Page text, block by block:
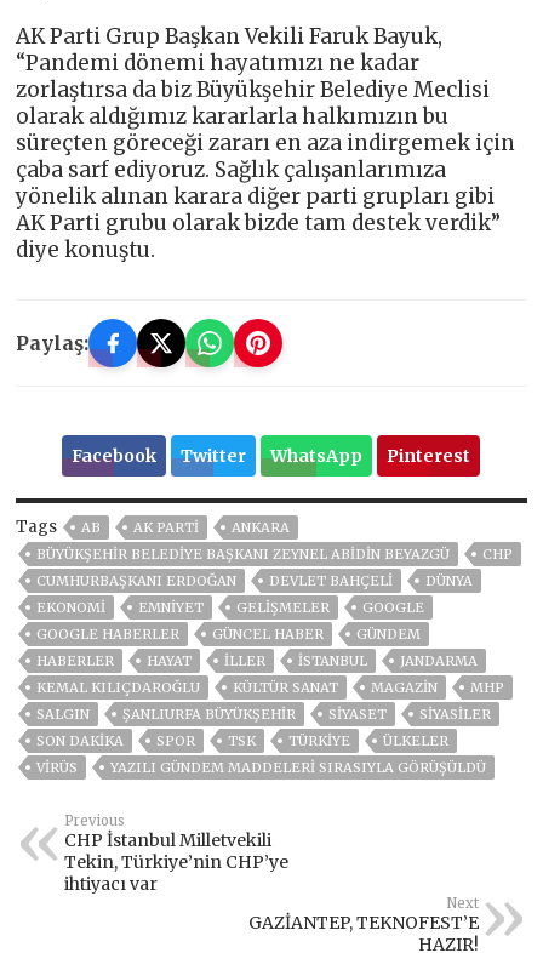
AK Parti Grup Başkan Vekili Faruk Bayuk,
“Pandemi dönemi hayatımızı ne kadar
zorlaştırsa da biz Büyükşehir Belediye Meclisi
olarak aldığımız kararlarla halkımızın bu
süreçten göreceği zararı en aza indirgemek için
çaba sarf ediyoruz. Sağlık çalışanlarımıza
yönelik alınan karara diğer parti grupları gibi
AK Parti grubu olarak bizde tam destek verdik”
diye konuştu.
Paylaş:
Facebook Twitter WhatsApp Pinterest
Tags AB AK PARTİ
ANKARA
BÜYÜKŞEHIR BELEDIYE BAŞKANI ZEYNEL ABIDIN BEYAZGÜ
CHP
CUMHURBAŞKANI ERDOĞAN
DEVLET BAHÇELİ
DÜNYA
EKONOMİ
EMNİYET GELIŞMELER
GOOGLE
GOOGLE HABERLER
GÜNCEL HABER
GÜNDEM
HABERLER
HAYAT İLLER ISTANBUL
JANDARMA
KEMAL KILIÇDAROĞLU
KÜLTÜR SANAT MAGAZİN
MHP
SALGIN
ŞANLIURFA BÜYÜKŞEHİR SİYASET
SİYASİLER
SON DAKIKA
SPOR TSK TÜRKİYE
ÜLKELER
VIRÜS
YAZILI GÜNDEM MADDELERİ SIRASIYLA GÖRÜŞÜLDÜ
Previous
CHP İstanbul Milletvekili
Tekin, Türkiye’nin CHP’ye
ihtiyacı var
Next
GAZİANTEP, TEKNOFEST’E
HAZIR!